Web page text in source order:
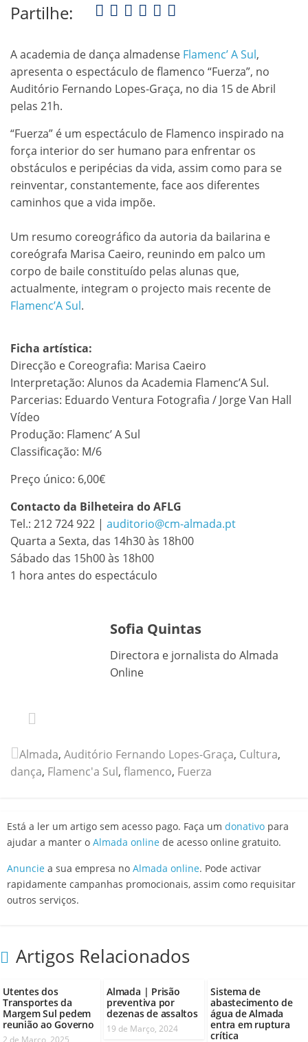
Partilhe:
A academia de dança almadense Flamenc’ A Sul,
apresenta o espectáculo de flamenco “Fuerza”, no
Auditório Fernando Lopes-Graça, no dia 15 de Abril
pelas 21h.
“Fuerza” é um espectáculo de Flamenco inspirado na
força interior do ser humano para enfrentar os
obstáculos e peripécias da vida, assim como para se
reinventar, constantemente, face aos diferentes
caminhos que a vida impõe.
Um resumo coreográfico da autoria da bailarina e
coreógrafa Marisa Caeiro, reunindo em palco um
corpo de baile constituído pelas alunas que,
actualmente, integram o projecto mais recente de
Flamenc’A Sul.
Ficha artística:
Direcção e Coreografia: Marisa Caeiro
Interpretação: Alunos da Academia Flamenc’A Sul.
Parcerias: Eduardo Ventura Fotografia / Jorge Van Hall
Vídeo
Produção: Flamenc’ A Sul
Classificação: M/6
Preço único: 6,00€
Contacto da Bilheteira do AFLG
Tel.: 212 724 922 | auditorio@cm-almada.pt
Quarta a Sexta, das 14h30 às 18h00
Sábado das 15h00 às 18h00
1 hora antes do espectáculo
Sofia Quintas
Directora e jornalista do Almada
Online
Almada, Auditório Fernando Lopes-Graça, Cultura,
dança, Flamenc'a Sul, flamenco, Fuerza
Está a ler um artigo sem acesso pago. Faça um donativo para
ajudar a manter o Almada online de acesso online gratuito.
Anuncie a sua empresa no Almada online. Pode activar
rapidamente campanhas promocionais, assim como requisitar
outros serviços.
Artigos Relacionados
Utentes dos
Transportes da
Margem Sul pedem
reunião ao Governo
2 de Março, 2025
Almada | Prisão
preventiva por
dezenas de assaltos
19 de Março, 2024
Sistema de
abastecimento de
água de Almada
entra em ruptura
crítica